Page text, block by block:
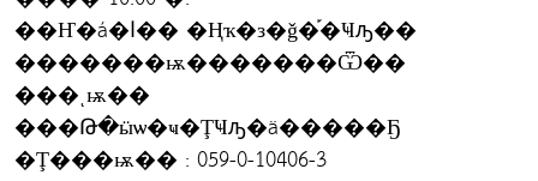
��Ҥ�á�ا�� �Ңҡ�з�ǧ�֡�Ҹԡ��
�������ѭ�������Ѿ��
���ͺѭ��
���Թ�ӹѡ�ҹ�ŢҸԡ�ä�����Ҕ
�Ţ���ѭ�� : 059-0-10406-3